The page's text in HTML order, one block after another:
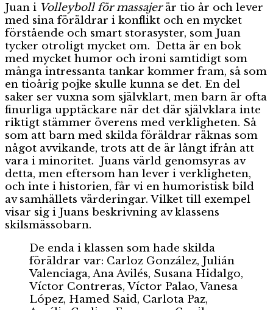
Juan i Volleyboll för massajerär tio år och lever
med sina föräldrar i konflikt och en mycket
förstående och smart storasyster, som Juan
tycker otroligt mycket om. Detta är en bok
med mycket humor och ironi samtidigt som
många intressanta tankar kommer fram, så som
en tioårig pojke skulle kunna se det. En del
saker ser vuxna som självklart, men barn är ofta
finurliga upptäckare när det där självklara inte
riktigt stämmer överens med verkligheten. Så
som att barn med skilda föräldrar räknas som
något avvikande, trots att de är långt ifrån att
vara i minoritet. Juans värld genomsyras av
detta, men eftersom han lever i verkligheten,
och inte i historien, får vi en humoristisk bild
av samhällets värderingar. Vilket till exempel
visar sig i Juans beskrivning av klassens
skilsmässobarn.
De enda i klassen som hade skilda
föräldrar var: Carloz González, Julián
Valenciaga, Ana Avilés, Susana Hidalgo,
Víctor Contreras, Víctor Palao, Vanesa
López, Hamed Said, Carlota Paz,